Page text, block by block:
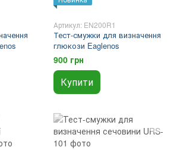
Артикул: EN200R1
Тест-смужки для визначення
глюкози Eaglenos
900 грн
Купити